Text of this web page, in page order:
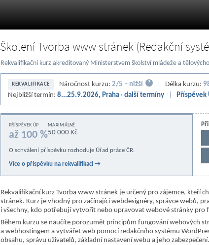
Školení Tvorba www stránek (Redakční
Rekvalifikační kurz akreditovaný Ministerstvem školství mládeže a
REKVALIFIKACE Náročnost kurzu: 2/5 – nižší ? Délka kurzu:
Nejbližší termín: 8...25.9.2026, Praha · další termíny Příspěvek
PŘÍSPĚVEK ÚP
až 100 %
MAXIMÁLNĚ
50 000 Kč
O schválení příspěvku rozhoduje Úřad práce ČR.
Více o příspěvku na rekvalifikaci →
Rekvalifikační kurz Tvorba www stránek je určený pro zájemce, kteří
stránek. Kurz je vhodný pro začínající webdesignéry, správce webů,
i všechny, kdo potřebují vytvořit nebo upravovat webové stránky pro
Během kurzu se naučíte porozumět principům fungování webových
a webhostingem a vytvářet web pomocí redakčního systému
obsahu, správu uživatelů, základní nastavení webu a jeho zabezpečení.